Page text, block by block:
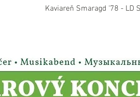
Kaviareň Smaragd '78 - LD